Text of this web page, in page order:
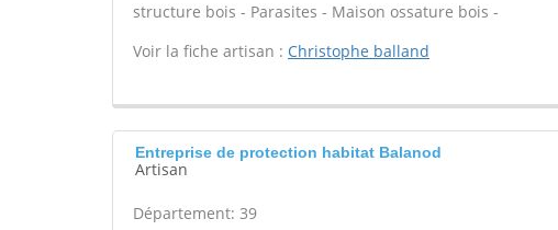
structure bois - Parasites - Maison ossature bois -
Voir la fiche artisan : Christophe balland
Entreprise de protection habitat Balanod
Artisan
Département: 39